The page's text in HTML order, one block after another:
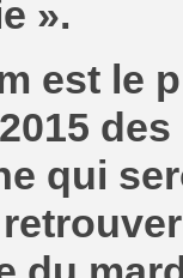
».
est le
qui